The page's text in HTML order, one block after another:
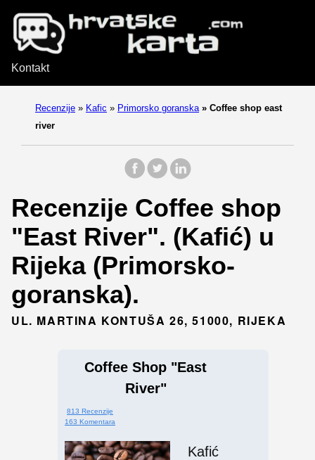
Kontakt
Recenzije » Kafic » Primorsko goranska » Coffee shop east
river
Recenzije Coffee shop
"East River". (Kafić) u
Rijeka (Primorsko-
goranska).
UL. MARTINA KONTUŠA 26, 51000, RIJEKA
Coffee Shop "East
River"
813 Recenzije
163 Komentara
Kafić